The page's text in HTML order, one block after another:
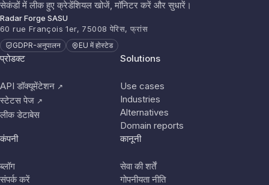
सेकंडों में लीक हुए क्रेडेंशियल खोजें, मॉनिटर करें और सुधारें।
Radar Forge SASU
60 rue François 1er, 75008 पेरिस, फ्रांस
GDPR-अनुपालन EU में होस्टेड
प्रोडक्ट
API डॉक्यूमेंटेशन ↗
स्टेटस पेज ↗
लीक डेटाबेस
Solutions
Use cases
Industries
Alternatives
Domain reports
कंपनी
ब्लॉग
संपर्क करें
कानूनी
सेवा की शर्तें
गोपनीयता नीति